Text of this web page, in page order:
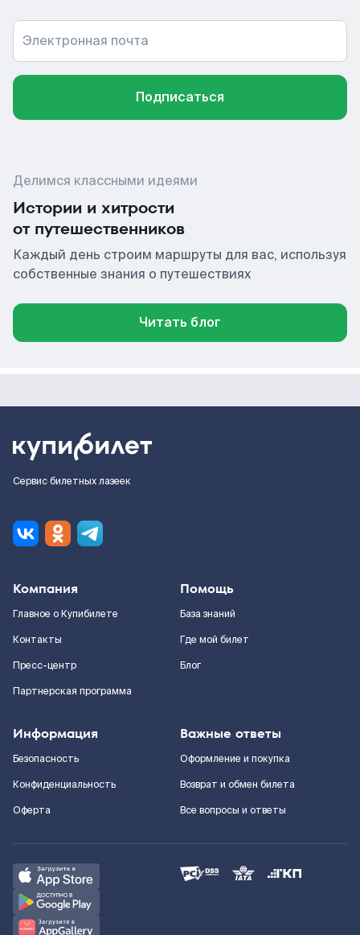
Электронная почта
Подписаться
Делимся классными идеями
Истории и хитрости
от путешественников
Каждый день строим маршруты для вас, используя
собственные знания о путешествиях
Читать блог
Сервис билетных лазеек
Компания
Главное о Купибилете
Контакты
Пресс-центр
Партнерская программа
Помощь
База знаний
Где мой билет
Блог
Информация
Безопасность
Конфиденциальность
Оферта
Важные ответы
Оформление и покупка
Возврат и обмен билета
Все вопросы и ответы